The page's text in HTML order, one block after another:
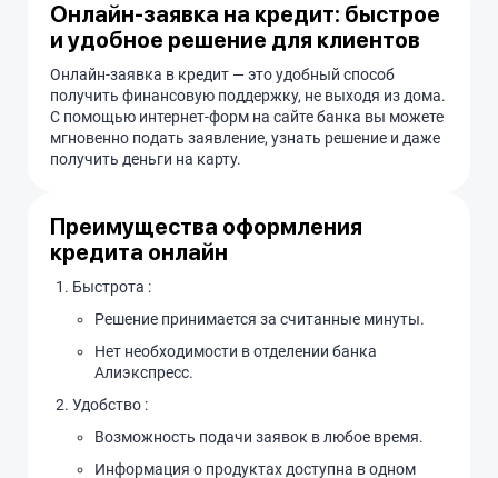
Онлайн-заявка на кредит: быстрое
и удобное решение для клиентов
Онлайн-заявка в кредит — это удобный способ
получить финансовую поддержку, не выходя из дома.
С помощью интернет-форм на сайте банка вы можете
мгновенно подать заявление, узнать решение и даже
получить деньги на карту.
Преимущества оформления
кредита онлайн
Быстрота :
Решение принимается за считанные минуты.
Нет необходимости в отделении банка
Алиэкспресс.
Удобство :
Возможность подачи заявок в любое время.
Информация о продуктах доступна в одном